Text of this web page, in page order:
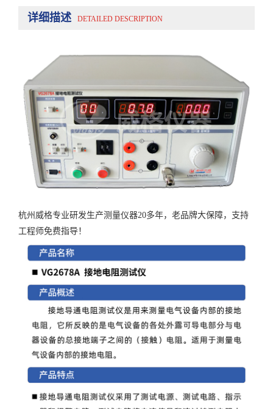
详细描述 DETAILED DESCRIPTION
杭州威格专业研发生产测量仪器20多年，老品牌大保障，支持
工程师免费指导！